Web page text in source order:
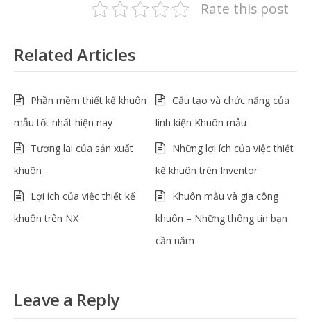
Rate this post
Related Articles
Phần mềm thiết kế khuôn
mẫu tốt nhất hiện nay
Cấu tạo và chức năng của
linh kiện Khuôn mẫu
Tương lai của sản xuất
khuôn
Những lợi ích của việc thiết
kế khuôn trên Inventor
Lợi ích của việc thiết kế
khuôn trên NX
Khuôn mẫu và gia công
khuôn – Những thông tin bạn
cần nắm
Leave a Reply